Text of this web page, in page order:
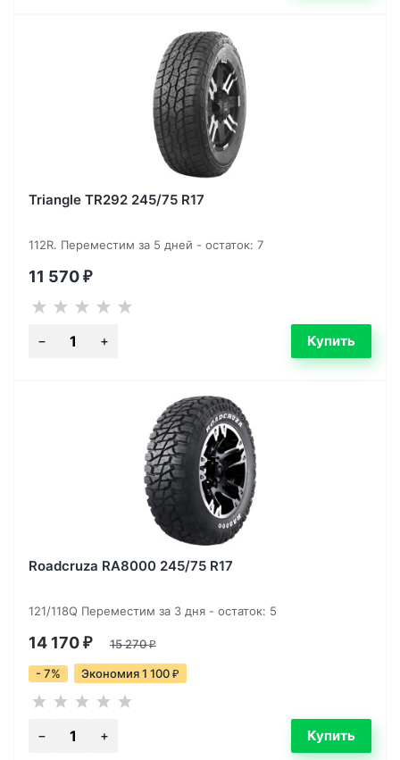
Triangle TR292 245/75 R17
112R. Переместим за 5 дней - остаток: 7
11 570 ₽
Roadcruza RA8000 245/75 R17
121/118Q Переместим за 3 дня - остаток: 5
14 170 ₽ 15 270₽
- 7% Экономия 1 100 ₽